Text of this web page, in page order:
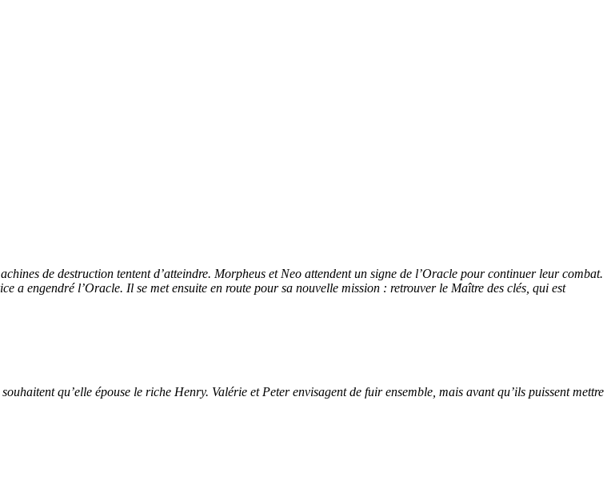
de destruction tentent d’atteindre. Morpheus et Neo attendent un signe de l’Oracle pour continuer leur combat.
a engendré l’Oracle. Il se met ensuite en route pour sa nouvelle mission : retrouver le Maître des clés, qui est
qu’elle épouse le riche Henry. Valérie et Peter envisagent de fuir ensemble, mais avant qu’ils puissent mettre